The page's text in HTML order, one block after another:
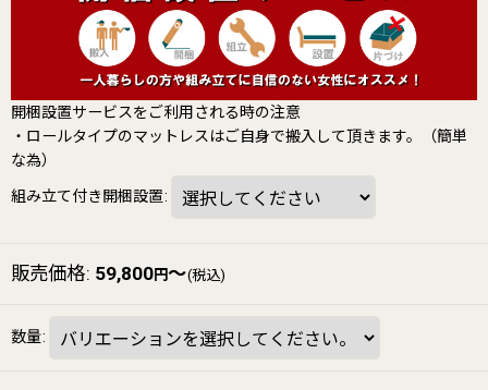
開梱設置サービスをご利用される時の注意
・ロールタイプのマットレスはご自身で搬入して頂きます。（簡単
な為）
組み立て付き開梱設置:
販売価格: 59,800円～(税込)
数量: